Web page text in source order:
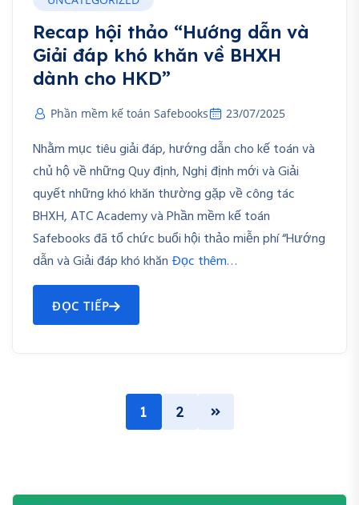
Recap hội thảo “Hướng dẫn và
Giải đáp khó khăn về BHXH
dành cho HKD”
Phần mềm kế toán Safebooks 23/07/2025
Nhằm mục tiêu giải đáp, hướng dẫn cho kế toán và
chủ hộ về những Quy định, Nghị định mới và Giải
quyết những khó khăn thường gặp về công tác
BHXH, ATC Academy và Phần mềm kế toán
Safebooks đã tổ chức buổi hội thảo miễn phí “Hướng
dẫn và Giải đáp khó khăn Đọc thêm…
ĐỌC TIẾP
1 2